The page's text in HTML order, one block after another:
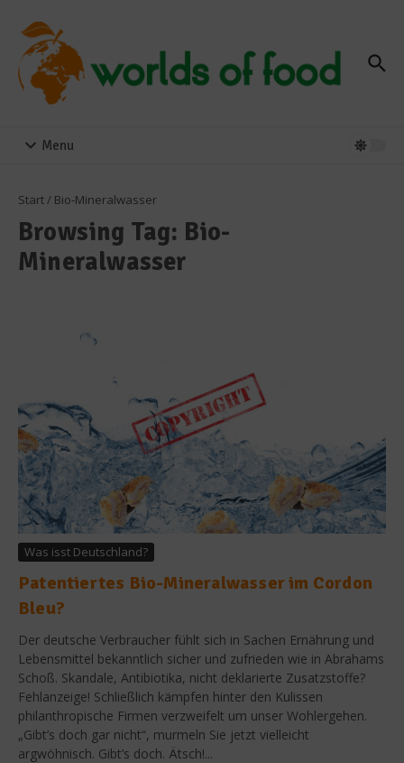
Menu
Start/ Bio-Mineralwasser
Browsing Tag: Bio-
Mineralwasser
Was isst Deutschland?
Patentiertes Bio-Mineralwasser im Cordon
Bleu?
Der deutsche Verbraucher fühlt sich in Sachen Ernährung und
Lebensmittel bekanntlich sicher und zufrieden wie in Abrahams
Schoß. Skandale, Antibiotika, nicht deklarierte Zusatzstoffe?
Fehlanzeige! Schließlich kämpfen hinter den Kulissen
philanthropische Firmen verzweifelt um unser Wohlergehen.
„Gibt’s doch gar nicht“, murmeln Sie jetzt vielleicht
argwöhnisch. Gibt’s doch. Ätsch!...